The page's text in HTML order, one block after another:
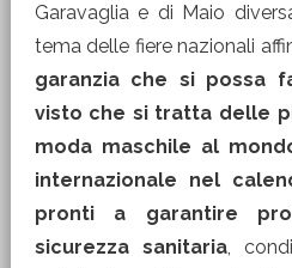
Garavaglia e di Maio
tema delle fiere nazionali
garanzia che si possa
visto che si tratta delle
moda maschile al
internazionale nel
pronti a garantire
sicurezza sanitaria,